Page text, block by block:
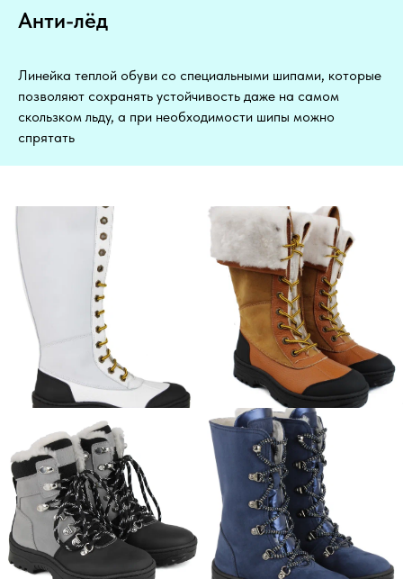
Анти-лёд
Линейка теплой обуви со специальными шипами, которые
позволяют сохранять устойчивость даже на самом
скользком льду, а при необходимости шипы можно
спрятать